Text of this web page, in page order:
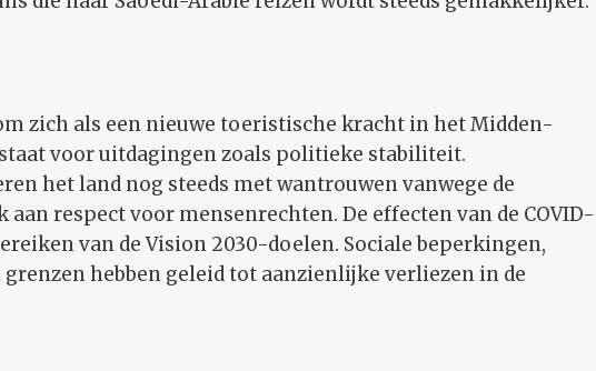
zich als een nieuwe toeristische kracht in het Midden-
voor uitdagingen zoals politieke stabiliteit.
het land nog steeds met wantrouwen vanwege de
respect voor mensenrechten. De effecten van de COVID-
van de Vision 2030-doelen. Sociale beperkingen,
hebben geleid tot aanzienlijke verliezen in de